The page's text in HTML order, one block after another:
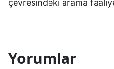
çevresindeki arama
Yorumlar